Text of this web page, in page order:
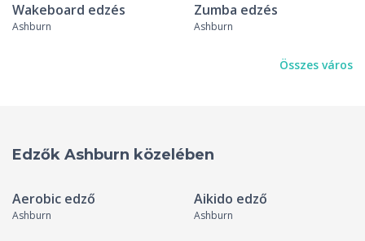
Wakeboard edzés
Ashburn
Zumba edzés
Ashburn
Összes város
Edzők Ashburn közelében
Aerobic edző
Ashburn
Aikido edző
Ashburn